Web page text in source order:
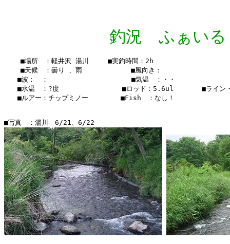
釣況 ふぁいる
    ■場所　：軽井沢 湯川　   ■実釣時間：2h
    ■天候　：曇り 、雨   　    　　■風向き：
■波：　：               　  　■気温　：・・
■水温　：?度　　　　　  　  　■ロッド：5.6ul　　  　■ライン
■ルアー：チップミノー　　　   ■Fish　：なし！